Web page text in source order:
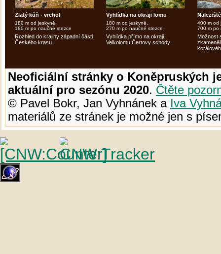
Zlatý kůň - vrchol
180 m od jeskyně,
180 m po naučné stezce
Rozhled do krajiny západní části
Českého krasu
Vyhlídka na okraji lomu
180 m od jeskyně,
270 m po naučné stezce
Vyhlídka přímo na okraji
Velkolomu Čertovy schody
400 m od
700 m po
Možnost
Neoficiální stránky o Koněpruských
aktuální pro sezónu 2020. Čtěte
© Pavel Bokr, Jan Vyhnánek a Iva
materiálů ze stránek je možné jen s